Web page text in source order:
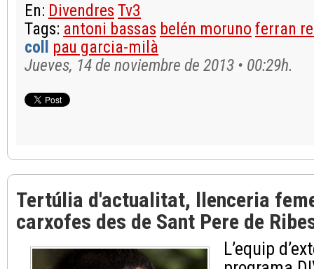
En: Divendres Tv3
Tags: antoni bassas belén moruno ferran
coll
pau garcia-milà
Jueves, 14 de noviembre de 2013 • 00:29h.
Tertúlia d'actualitat, llenceria
carxofes des de Sant Pere de
L’equip